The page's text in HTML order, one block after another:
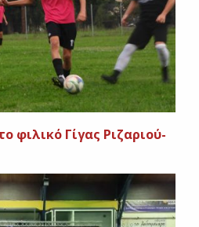
φιλικό Γίγας Ριζαριού-